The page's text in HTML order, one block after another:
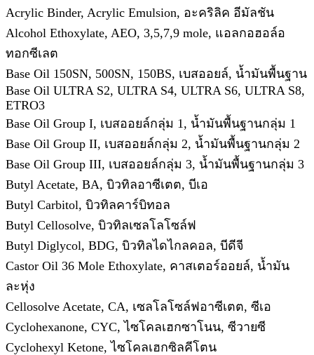
Acrylic Binder, Acrylic Emulsion, อะคริลิค อีมัลชัน
Alcohol Ethoxylate, AEO, 3,5,7,9 mole, แอลกอฮอล์อ
ทอกซีเลต
Base Oil 150SN, 500SN, 150BS, เบสออยล์, น้ำมันพื้นฐาน
Base Oil ULTRA S2, ULTRA S4, ULTRA S6, ULTRA S8,
ETRO3
Base Oil Group I, เบสออยล์กลุ่ม 1, น้ำมันพื้นฐานกลุ่ม 1
Base Oil Group II, เบสออยล์กลุ่ม 2, น้ำมันพื้นฐานกลุ่ม 2
Base Oil Group III, เบสออยล์กลุ่ม 3, น้ำมันพื้นฐานกลุ่ม 3
Butyl Acetate, BA, บิวทิลอาซีเตต, บีเอ
Butyl Carbitol, บิวทิลคาร์บิทอล
Butyl Cellosolve, บิวทิลเซลโลโซล์ฟ
Butyl Diglycol, BDG, บิวทิลไดไกลคอล, บีดีจี
Castor Oil 36 Mole Ethoxylate, คาสเตอร์ออยล์, น้ำมัน
ละหุ่ง
Cellosolve Acetate, CA, เซลโลโซล์ฟอาซีเตต, ซีเอ
Cyclohexanone, CYC, ไซโคลเฮกซาโนน, ซีวายซี
Cyclohexyl Ketone, ไซโคลเฮกซิลคีโตน